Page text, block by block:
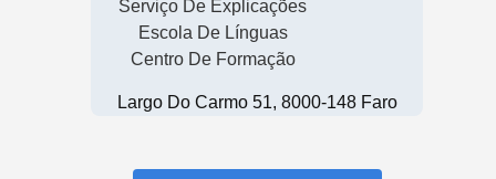
Serviço De Explicações
Escola De Línguas
Centro De Formação
Largo Do Carmo 51, 8000-148 Faro